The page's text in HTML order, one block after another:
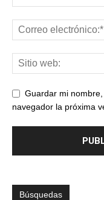
Guardar mi
navegador la próxima
Búsquedas